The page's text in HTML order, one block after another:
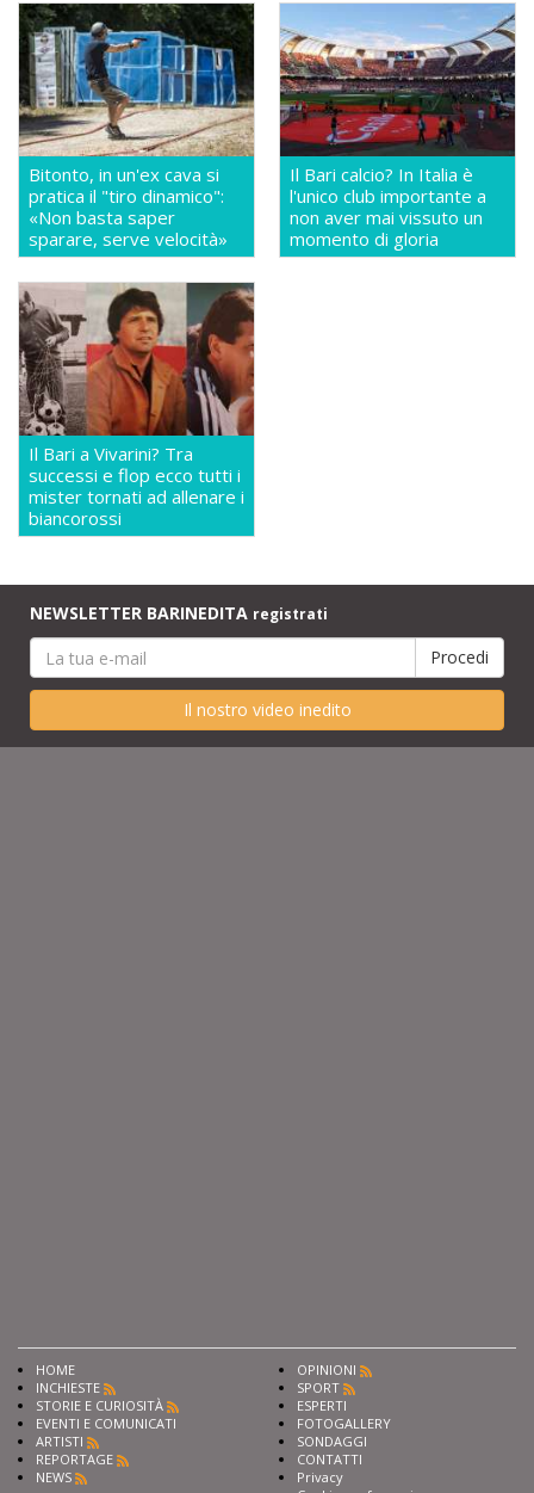
Bitonto, in un'ex cava si
pratica il "tiro dinamico":
«Non basta saper
sparare, serve velocità»
Il Bari calcio? In Italia è
l'unico club importante a
non aver mai vissuto un
momento di gloria
Il Bari a Vivarini? Tra
successi e flop ecco tutti i
mister tornati ad allenare i
biancorossi
NEWSLETTER BARINEDITA registrati
Il nostro video inedito
HOME
INCHIESTE
STORIE E CURIOSITÀ
EVENTI E COMUNICATI
ARTISTI
REPORTAGE
NEWS
OPINIONI
SPORT
ESPERTI
FOTOGALLERY
SONDAGGI
CONTATTI
Privacy